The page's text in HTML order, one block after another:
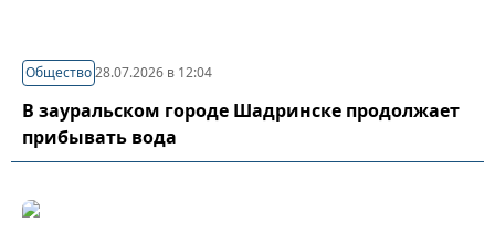
Общество28.07.2026 в 12:04
В зауральском городе Шадринске продолжает
прибывать вода